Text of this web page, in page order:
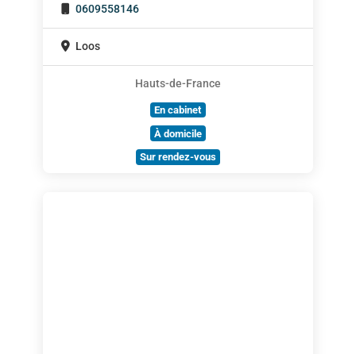
0609558146
Loos
Hauts-de-France
En cabinet
À domicile
Sur rendez-vous